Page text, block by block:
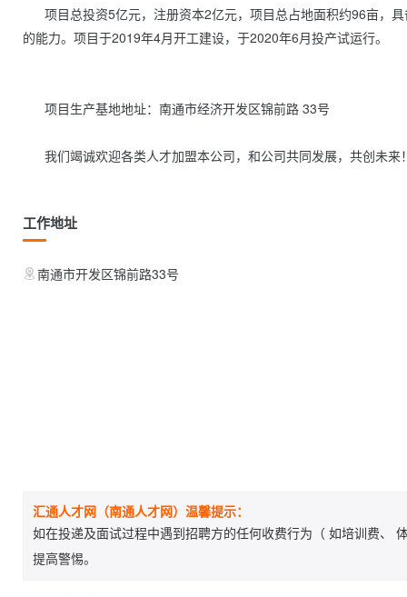
的能力。项目于2019年4月开工建设，于2020年6月投产试运行。
我们竭诚欢迎各类人才加盟本公司，和公司共同发展，
工作地址
南通市开发区锦前路33号
汇通人才网（南通人才网）温馨提示：
如在投递及面试过程中遇到招聘方的任何收费行为（ 如培训费、
提高警惕。